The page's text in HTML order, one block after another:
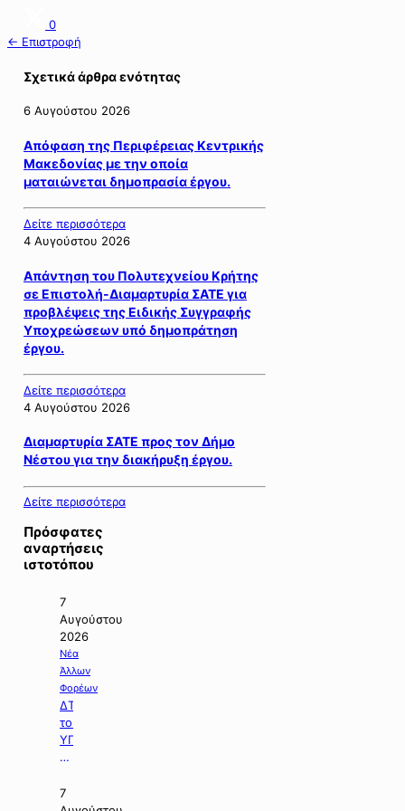
0
← Επιστροφή
Σχετικά άρθρα ενότητας
6 Αυγούστου 2026
Απόφαση της Περιφέρειας Κεντρικής
Μακεδονίας με την οποία
ματαιώνεται δημοπρασία έργου.
Δείτε περισσότερα
4 Αυγούστου 2026
Απάντηση του Πολυτεχνείου Κρήτης
σε Επιστολή-Διαμαρτυρία ΣΑΤΕ για
προβλέψεις της Ειδικής Συγγραφής
Υποχρεώσεων υπό δημοπράτηση
έργου.
Δείτε περισσότερα
4 Αυγούστου 2026
Διαμαρτυρία ΣΑΤΕ προς τον Δήμο
Νέστου για την διακήρυξη έργου.
Δείτε περισσότερα
Πρόσφατες
αναρτήσεις
ιστοτόπου
7
Αυγούστου
2026
Νέα
Άλλων
Φορέων
ΔΤ
του
ΥΠΠΕΝ
με
«Ειδικό
7